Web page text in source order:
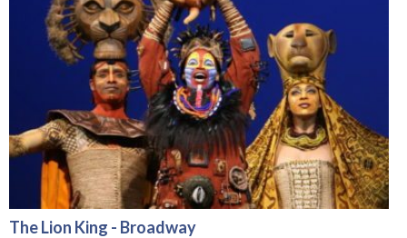
The Lion King - Broadway